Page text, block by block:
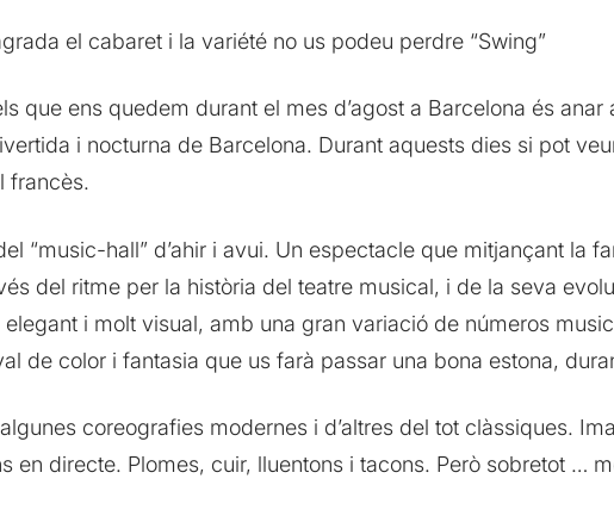
el cabaret i la variété no us podeu perdre “Swing”
que ens quedem durant el mes d’agost a Barcelona és anar
i nocturna de Barcelona. Durant aquests dies si pot
francès.
“music-hall” d’ahir i avui. Un espectacle que mitjançant la
del ritme per la història del teatre musical, i de la seva
i molt visual, amb una gran variació de números
de color i fantasia que us farà passar una bona estona,
coreografies modernes i d’altres del tot clàssiques.
en directe. Plomes, cuir, lluentons i tacons. Però sobretot …